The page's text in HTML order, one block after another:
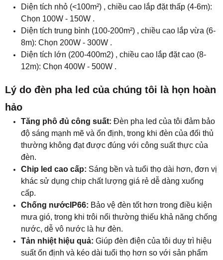
Diện tích nhỏ (<100m²) , chiều cao lắp đặt thấp (4-6m):
Chọn 100W - 150W .
Diện tích trung bình (100-200m²) , chiều cao lắp vừa (6-
8m): Chọn 200W - 300W .
Diện tích lớn (200-400m2) , chiều cao lắp đặt cao (8-
12m): Chọn 400W - 500W .
Lý do đèn pha led của chúng tôi là họn hoàn
hảo
Tăng phô đủ công suất: Đèn pha led của tôi đảm bảo
độ sáng mạnh mẽ và ổn định, trong khi đèn của đối thủ
thường không đạt được đúng với công suất thực của
đèn.
Chip led cao cấp: Sáng bền và tuổi thọ dài hơn, đơn vị
khác sử dụng chip chất lượng giá rẻ dễ dàng xuống
cấp.
Chống nướcIP66: Bảo vệ đèn tốt hơn trong điều kiện
mưa gió, trong khi trôi nổi thường thiếu khả năng chống
nước, dễ vô nước là hư đèn.
Tản nhiệt hiệu quả: Giúp đèn điện của tôi duy trì hiệu
suất ổn định và kéo dài tuổi thọ hơn so với sản phẩm